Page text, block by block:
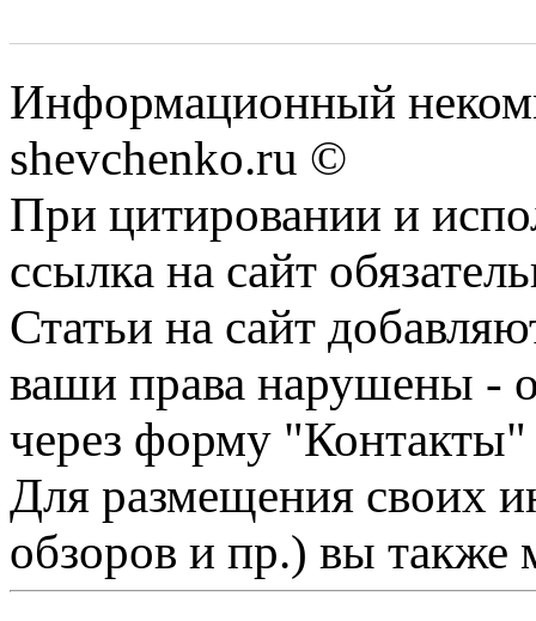
Информационный
shevchenko.ru ©
При цитировании и
ссылка на сайт
Статьи на сайт
ваши права нарушены -
через форму "Контакты"
Для размещения своих
обзоров и пр.) вы также